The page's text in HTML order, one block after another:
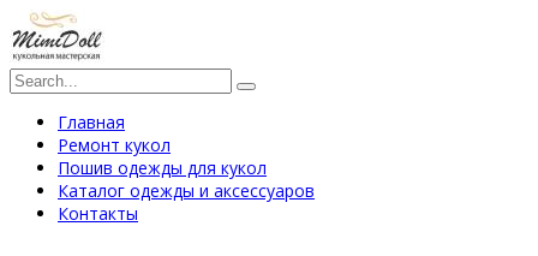
Главная
Ремонт кукол
Пошив одежды для кукол
Каталог одежды и аксессуаров
Контакты